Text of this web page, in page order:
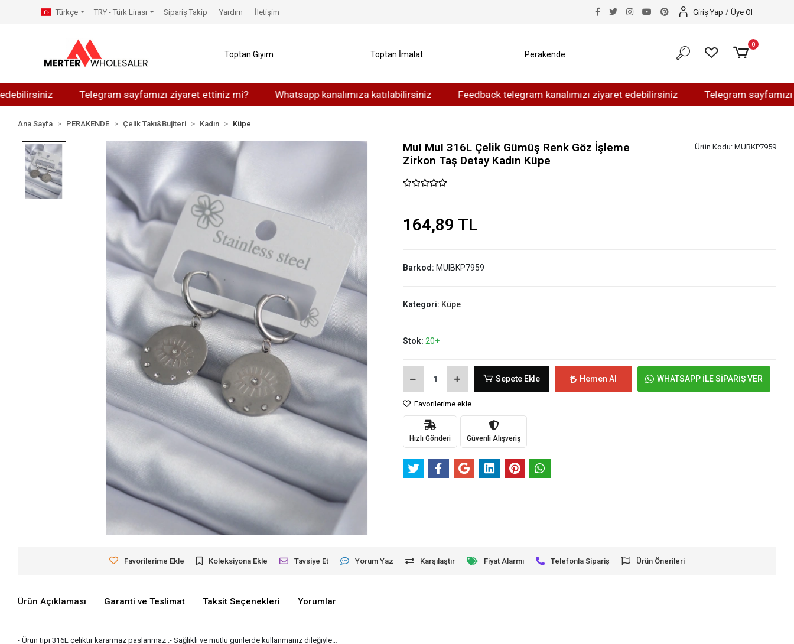
Telegram sayfamızı ziyaret ettiniz mi? Whatsapp kanalımıza katılabilirsiniz Feedback telegram kanalımızı ziyaret edebilirsiniz Telegram sayfamızı
Türkçe TRY - Türk Lirası Sipariş Takip Yardım İletişim Giriş Yap / Üye Ol
Toptan Giyim Toptan İmalat Perakende
0
Ana Sayfa PERAKENDE Çelik Takı&Bujiteri Kadın Küpe
MuI MuI 316L Çelik Gümüş Renk Göz İşleme
Zirkon Taş Detay Kadın Küpe
Ürün Kodu: MUBKP7959
164,89 TL
Barkod: MUIBKP7959
Kategori: Küpe
Stok: 20+
Sepete Ekle Hemen Al WHATSAPP İLE SİPARİŞ VER
Favorilerime ekle
Hızlı Gönderi Güvenli Alışveriş
Favorilerime Ekle Koleksiyona Ekle Tavsiye Et Yorum Yaz Karşılaştır Fiyat Alarmı Telefonla Sipariş Ürün Önerileri
Ürün Açıklaması Garanti ve Teslimat Taksit Seçenekleri Yorumlar
- Ürün tipi 316L çeliktir kararmaz paslanmaz .- Sağlıklı ve mutlu günlerde kullanmanız dileğiyle…